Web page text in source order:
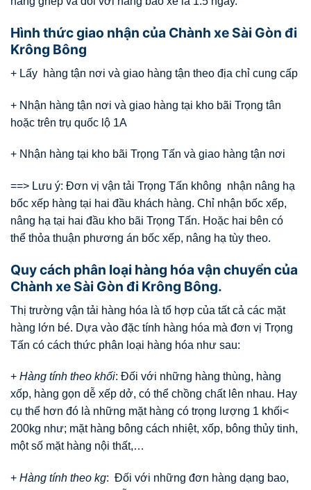
Hình thức giao nhận của Chành xe Sài Gòn đi
Krông Bông
+ Lấy hàng tận nơi và giao hàng tận theo địa chỉ cung cấp
+ Nhận hàng tận nơi và giao hàng tại kho bãi Trọng tân
hoặc trên trụ quốc lộ 1A
+ Nhận hàng tại kho bãi Trọng Tấn và giao hàng tận nơi
==> Lưu ý: Đơn vị vận tải Trọng Tấn không nhận nâng hạ
bốc xếp hàng tại hai đầu khách hàng. Chỉ nhận bốc xếp,
nâng hạ tại hai đầu kho bãi Trọng Tấn. Hoặc hai bên có
thể thỏa thuận phương án bốc xếp, nâng hạ tùy theo.
Quy cách phân loại hàng hóa vận chuyển của
Chành xe Sài Gòn đi Krông Bông.
Thị trường vận tải hàng hóa là tổ hợp của tất cả các mặt
hàng lớn bé. Dựa vào đặc tính hàng hóa mà đơn vị Trọng
Tấn có cách thức phân loại hàng hóa như sau:
+ Hàng tính theo khối: Đối với những hàng thùng, hàng
xốp, hàng gọn dễ xếp dở, có thể chồng chất lên nhau. Hay
cụ thể hơn đó là những mặt hàng có trọng lượng 1 khối<
200kg như; mặt hàng bông cách nhiệt, xốp, bông thủy tinh,
một số mặt hàng nội thất,…
+ Hàng tính theo kg: Đối với những đơn hàng dạng bao,